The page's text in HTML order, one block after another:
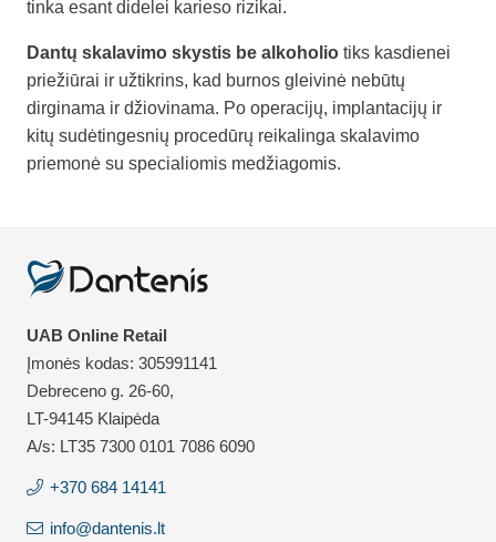
tinka esant didelei karieso rizikai.
Dantų skalavimo skystis be alkoholio tiks kasdienei
priežiūrai ir užtikrins, kad burnos gleivinė nebūtų
dirginama ir džiovinama. Po operacijų, implantacijų ir
kitų sudėtingesnių procedūrų reikalinga skalavimo
priemonė su specialiomis medžiagomis.
UAB Online Retail
Įmonės kodas: 305991141
Debreceno g. 26-60,
LT-94145 Klaipėda
A/s: LT35 7300 0101 7086 6090
+370 684 14141
info@dantenis.lt